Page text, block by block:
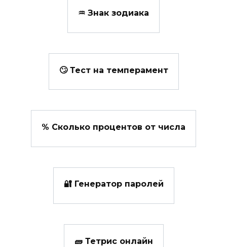
♒ Знак зодиака
🙄 Тест на темперамент
% Сколько процентов от числа
🔐 Генератор паролей
🧱 Тетрис онлайн